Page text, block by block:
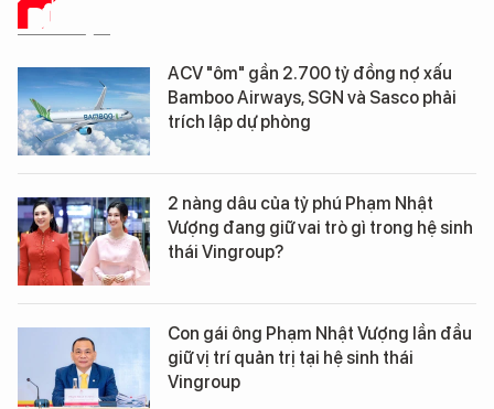
DỮ LIỆU
ACV "ôm" gần 2.700 tỷ đồng nợ xấu
Bamboo Airways, SGN và Sasco phải
trích lập dự phòng
2 nàng dâu của tỷ phú Phạm Nhật
Vượng đang giữ vai trò gì trong hệ sinh
thái Vingroup?
Con gái ông Phạm Nhật Vượng lần đầu
giữ vị trí quản trị tại hệ sinh thái
Vingroup